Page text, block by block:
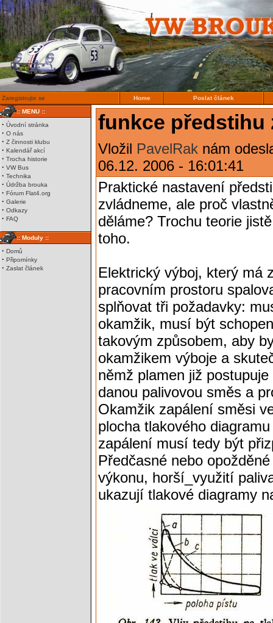
Zaregistrujte se Home
Poslat článek
:: MENU ::
· Úvodní stránka
· O nás
· Z činnosti klubu
· Kalendář akcí
· Trocha historie
· VW Bus
· Technika
· Údržba brouka
· Fórum Flat4.org
· Galerie
· Odkazy
· FAQ
:: Moduly ::
· Domů
· Připomínky
· Zaslat článek
funkce předstihu
Vložil PavelRak nám
06.12. 2006 - 16:01:41
Praktické nastavení
zvládneme, ale proč
děláme? Trochu teorie
toho.
Elektrický výboj, který má
pracovním prostoru
splňovat tři požadavky:
okamžik, musí být
takovým způsobem, aby
okamžikem výboje a
němž plamen již
danou palivovou směs a
Okamžik zapálení směsi
plocha tlakového
zapálení musí tedy být
Předčasné nebo
výkonu, horší_využití
ukazují tlakové diagramy